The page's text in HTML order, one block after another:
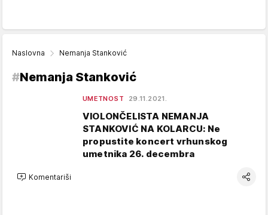
Naslovna Nemanja Stanković
#Nemanja Stanković
UMETNOST 29.11.2021.
VIOLONČELISTA NEMANJA
STANKOVIĆ NA KOLARCU: Ne
propustite koncert vrhunskog
umetnika 26. decembra
Komentariši